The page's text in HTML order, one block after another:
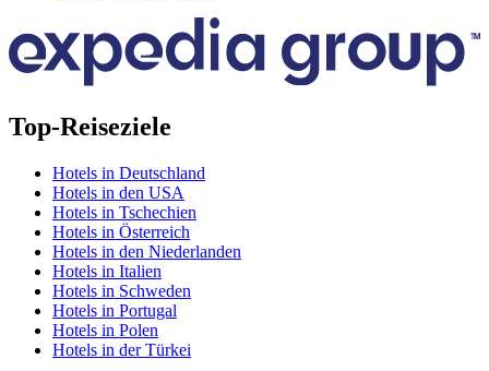
Top-Reiseziele
Hotels in Deutschland
Hotels in den USA
Hotels in Tschechien
Hotels in Österreich
Hotels in den Niederlanden
Hotels in Italien
Hotels in Schweden
Hotels in Portugal
Hotels in Polen
Hotels in der Türkei